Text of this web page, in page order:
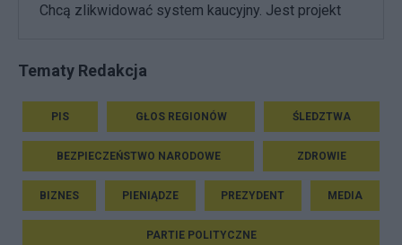
Chcą zlikwidować system kaucyjny. Jest projekt
Tematy Redakcja
PIS GŁOS REGIONÓW ŚLEDZTWA
BEZPIECZEŃSTWO NARODOWE ZDROWIE
BIZNES PIENIĄDZE PREZYDENT MEDIA
PARTIE POLITYCZNE